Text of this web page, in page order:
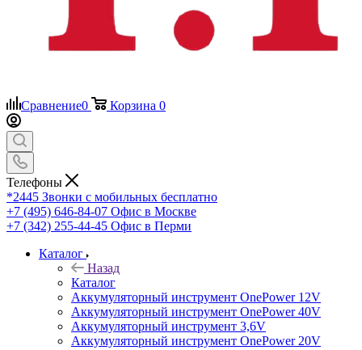
Сравнение0 Корзина 0
Телефоны
*2445 Звонки с мобильных бесплатно
+7 (495) 646-84-07 Офис в Москве
+7 (342) 255-44-45 Офис в Перми
Каталог
Назад
Каталог
Аккумуляторный инструмент OnePower 12V
Аккумуляторный инструмент OnePower 40V
Аккумуляторный инструмент 3,6V
Аккумуляторный инструмент OnePower 20V